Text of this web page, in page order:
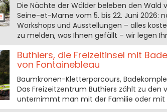
Die Nächte der Wälder beleben den
Seine-et-Marne vom 5. bis 22. Juni 2026:
Workshops und Ausstellungen – alles
zu melden, was Ihnen gefällt – wir legen
Buthiers, die Freizeitinsel mit
von Fontainebleau
Baumkronen-Kletterparcours,
Das Freizeitzentrum Buthiers zählt zu
unternimmt man mit der Familie oder mit